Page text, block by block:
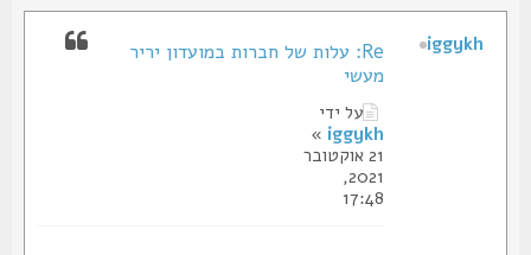
Re: עלות של חברות במועדון יריר
מעשי
על ידי
iggykh
»
21 אוקטובר
2021,
17:48
iggykh